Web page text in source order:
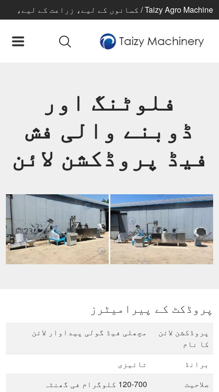
Taizy Agro Machine / کسانوں کے لیے، زراعت کے لیے،
فلوٹنگ اور
ڈوبنے والی فش
فیڈ پروڈکشن لائن
پروڈکٹ کے پیرامیٹرز
پروڈکشن لائن
کا نام
مچھلی فیڈ گولی پیداوار لائن
برانڈ
تائیزی
صلاحیت
120-700 کلوگرام فی گھنٹہ